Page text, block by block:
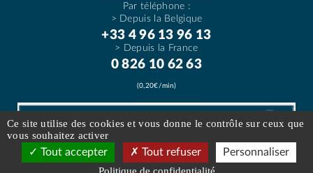
Par téléphone :
> Depuis la Belgique
+33 4 96 13 96 13
> Depuis la France
0 826 10 62 63
(0,20€/min)
Ce site utilise des cookies et vous donne le contrôle sur ceux que
vous souhaitez activer
Tout accepter
Tout refuser
Personnaliser